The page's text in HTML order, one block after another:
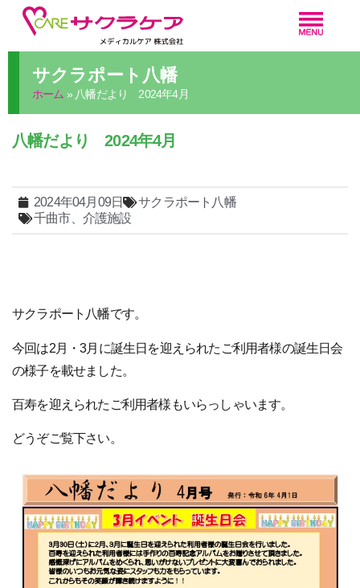
サクラポート八幡
ホーム » 八幡だより 2024年4月
八幡だより 2024年4月
2024年04月09日
サクラポート八幡
千曲市、介護施設
サクラポート八幡です。
今回は2月・3月に誕生日を迎えられたご利用者様の誕生日会
の様子を載せました。
百寿を迎えられたご利用者様もいらっしゃいます。
どうぞご覧下さい。